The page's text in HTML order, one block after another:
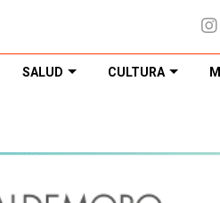
SALUD CULTURA